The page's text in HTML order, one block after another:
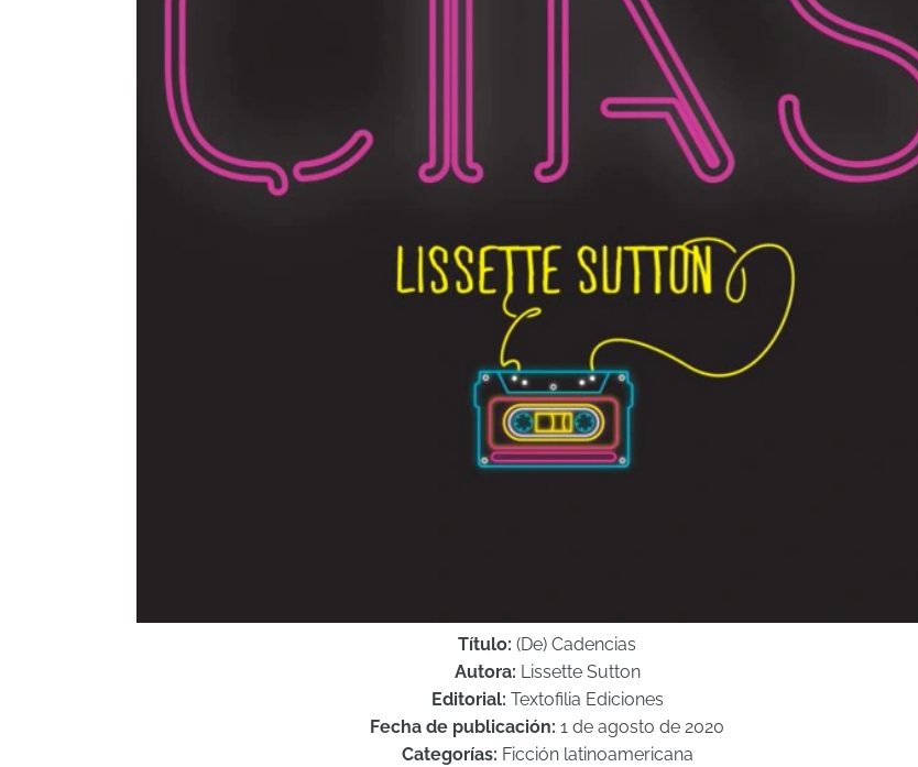
Título: (De) Cadencias
Autora: Lissette Sutton
Editorial: Textofilia Ediciones
Fecha de publicación: 1 de agosto de 2020
Categorías: Ficción latinoamericana